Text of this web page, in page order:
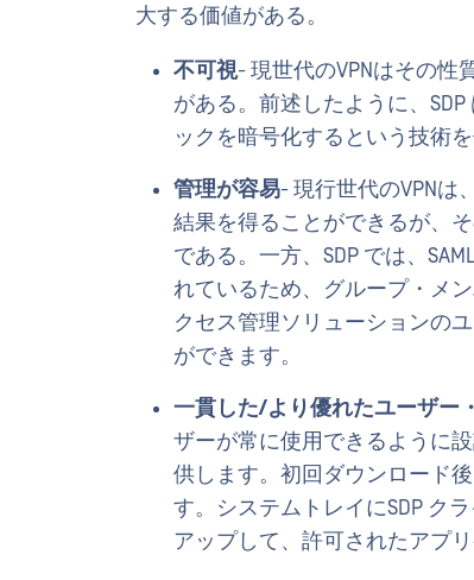
大する価値がある。
不可視- 現世代のVPNはその性
がある。前述したように、
ックを暗号化するという技術
管理が容易- 現行世代のVPNは
結果を得ることができるが、
である。一方、SDP では、
れているため、グループ・メ
クセス管理ソリューションの
ができます。
一貫した/より優れたユーザー
ザーが常に使用できるように
供します。初回ダウンロード
す。システムトレイにSDP ク
アップして、許可されたアプ